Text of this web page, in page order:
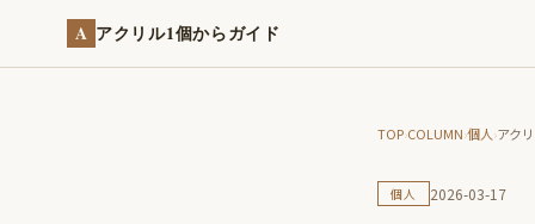
A アクリル1個からガイド
TOP›COLUMN›個人›アク
個人 2026-03-17